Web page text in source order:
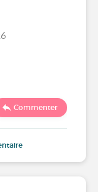
Commenter